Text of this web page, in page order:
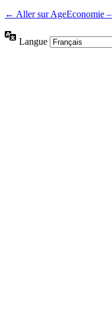
← Aller sur AgeEconomie –
Langue